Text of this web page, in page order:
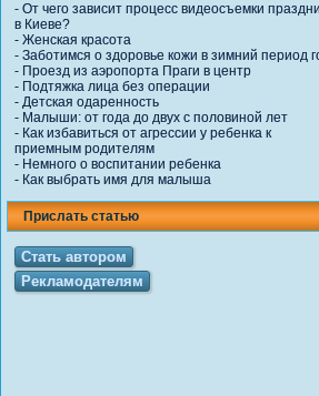
- От чего зависит процесс видеосъемки
в Киеве?
- Женская красота
- Заботимся о здоровье кожи в зимний период
- Проезд из аэропорта Праги в центр
- Подтяжка лица без операции
- Детская одаренность
- Малыши: от года до двух с половиной лет
- Как избавиться от агрессии у ребенка к
приемным родителям
- Немного о воспитании ребенка
- Как выбрать имя для малыша
Прислать статью
Стать автором
Рекламодателям